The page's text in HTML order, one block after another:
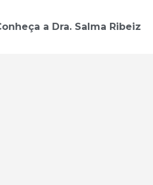
a Dra. Salma Ribeiz